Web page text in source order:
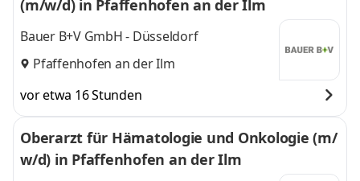
(m/w/d) in Pfaffenhofen an der Ilm
Bauer B+V GmbH - Düsseldorf
Pfaffenhofen an der Ilm
vor etwa 16 Stunden
Oberarzt für Hämatologie und Onkologie (m/
w/d) in Pfaffenhofen an der Ilm